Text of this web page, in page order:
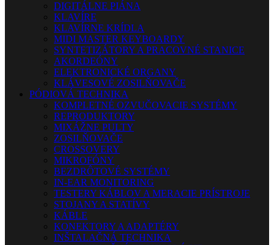
DIGITÁLNE PIÁNA
KLAVÍRE
KLAVÍRNE KRÍDLA
MIDI MASTER KEYBOARDY
SYNTETIZÁTORY A PRACOVNÉ STANICE
AKORDEÓNY
ELEKTRONICKÉ ORGANY
KLÁVESOVÉ ZOSILŇOVAČE
PÓDIOVÁ TECHNIKA
KOMPLETNÉ OZVUČOVACIE SYSTÉMY
REPRODUKTORY
MIXÁŽNE PULTY
ZOSILŇOVAČE
CROSSOVERY
MIKROFÓNY
BEZDRÔTOVÉ SYSTÉMY
IN-EAR MONITORING
TESTERY KÁBLOV A MERACIE PRÍSTROJE
STOJANY A STATÍVY
KÁBLE
KONEKTORY A ADAPTÉRY
INŠTALAČNÁ TECHNIKA